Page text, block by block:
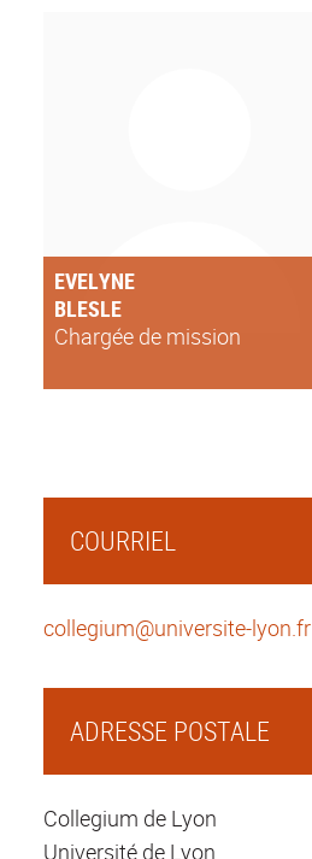
EVELYNE
BLESLE
Chargée de mission
COURRIEL
collegium@universite-lyon.fr
ADRESSE POSTALE
Collegium de Lyon
Université de Lyon